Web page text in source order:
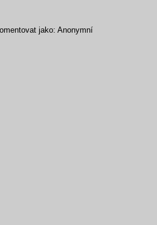
jako: Anonymní